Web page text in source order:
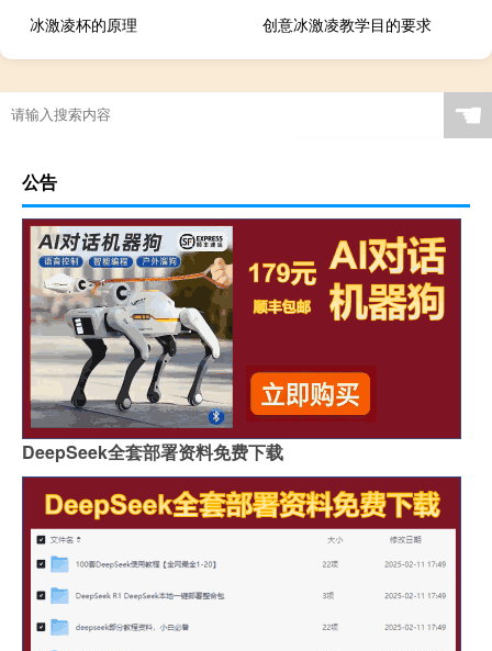
冰激凌杯的原理
创意冰激凌教学目的要求
☚
公告
DeepSeek全套部署资料免费下载